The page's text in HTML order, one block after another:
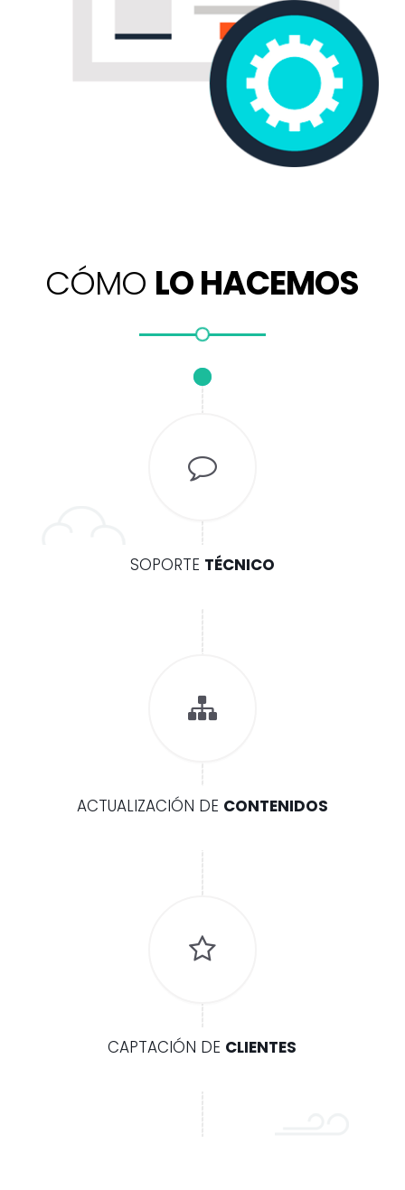
CÓMO LO HACEMOS
SOPORTE TÉCNICO
ACTUALIZACIÓN DE CONTENIDOS
CAPTACIÓN DE CLIENTES